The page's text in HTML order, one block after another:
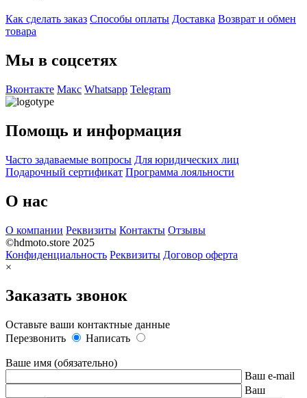
Как сделать заказ Способы оплаты Доставка Возврат и обмен
товара
Мы в соцсетях
Вконтакте Макс Whatsapp Telegram
Помощь и информация
Часто задаваемые вопросы Для юридических лиц
Подарочный сертификат Программа лояльности
О нас
О компании Реквизиты Контакты Отзывы
©hdmoto.store 2025
Конфиденциальность Реквизиты Договор оферта
×
Заказать звонок
Оставьте ваши контактные данные
Перезвонить
Написать
Ваше имя (обязательно)
Ваш e-mail
Ваш